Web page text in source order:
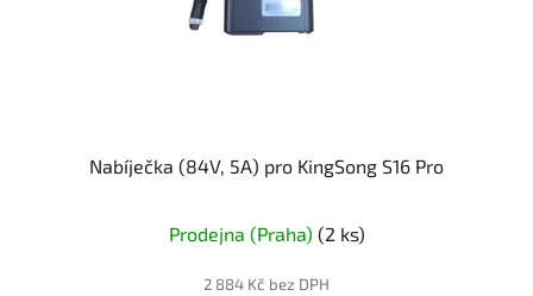
Nabíječka (84V, 5A) pro KingSong S16 Pro
Prodejna (Praha) (2 ks)
2 884 Kč bez DPH